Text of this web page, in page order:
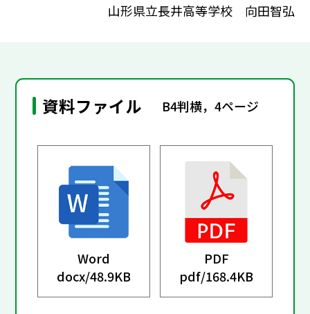
山形県立長井高等学校 向田智弘
資料ファイル B4判横，4ページ
Word
docx/48.9KB
PDF
pdf/168.4KB